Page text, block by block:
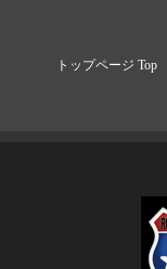
トップページ Top